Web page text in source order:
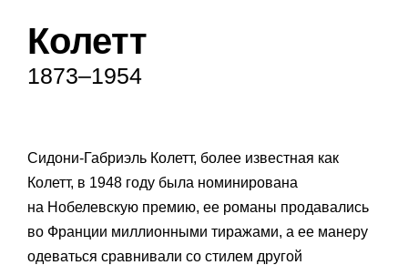
Колетт
1873–1954
Сидони-Габриэль Колетт, более известная как
Колетт, в 1948 году была номинирована
на Нобелевскую премию, ее романы продавались
во Франции миллионными тиражами, а ее манеру
одеваться сравнивали со стилем другой